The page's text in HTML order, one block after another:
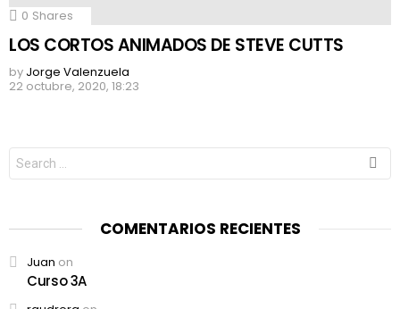
0 Shares
LOS CORTOS ANIMADOS DE STEVE CUTTS
by Jorge Valenzuela
22 octubre, 2020, 18:23
Search
for:
COMENTARIOS RECIENTES
Juan on
Curso 3A